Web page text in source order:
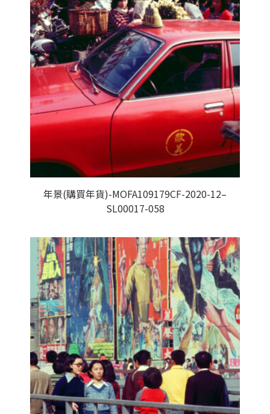
年景(購買年貨)-MOFA109179CF-2020-12–
SL00017-058